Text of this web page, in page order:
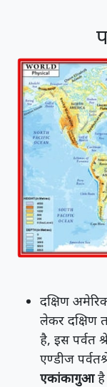
दक्षिण
लेकर दक्षिण
है, इस पर्वत
एण्डीज
एकांकागुआहै